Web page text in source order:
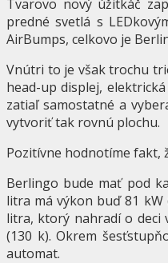
Tvarovo nový úžitkáč
predné svetlá s
AirBumps, celkovo je
Vnútri to je však trochu
head-up displej,
zatiaľ samostatné a
vytvoriť tak rovnú plochu.
Pozitívne hodnotíme fakt,
Berlingo bude mať pod
litra má výkon buď 81 kW
litra, ktorý nahradí o deci
(130 k). Okrem
automat.